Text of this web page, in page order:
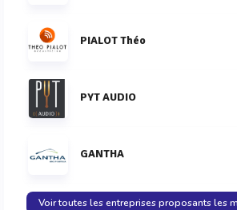
PIALOT Théo
PYT AUDIO
GANTHA
Voir toutes les entreprises proposants les